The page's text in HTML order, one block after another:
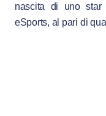
nascita di uno star
eSports, al pari di